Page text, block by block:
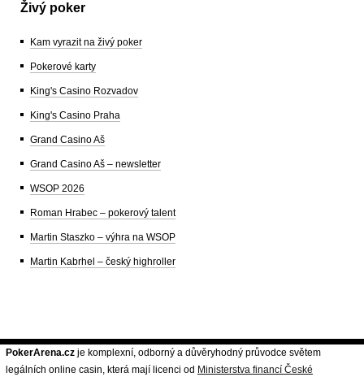
Živý poker
Kam vyrazit na živý poker
Pokerové karty
King's Casino Rozvadov
King's Casino Praha
Grand Casino Aš
Grand Casino Aš – newsletter
WSOP 2026
Roman Hrabec – pokerový talent
Martin Staszko – výhra na WSOP
Martin Kabrhel – český highroller
PokerArena.cz je komplexní, odborný a důvěryhodný průvodce světem
legálních online casin, která mají licenci od Ministerstva financí České